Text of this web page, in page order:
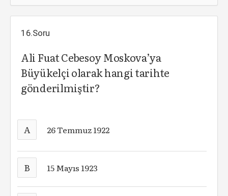
16.Soru
Ali Fuat Cebesoy Moskova’ya
Büyükelçi olarak hangi tarihte
gönderilmiştir?
A 26 Temmuz 1922
B 15 Mayıs 1923